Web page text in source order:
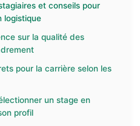
et conseils pour
logistique
sur la qualité des
pour la carrière selon les
un stage en
profil